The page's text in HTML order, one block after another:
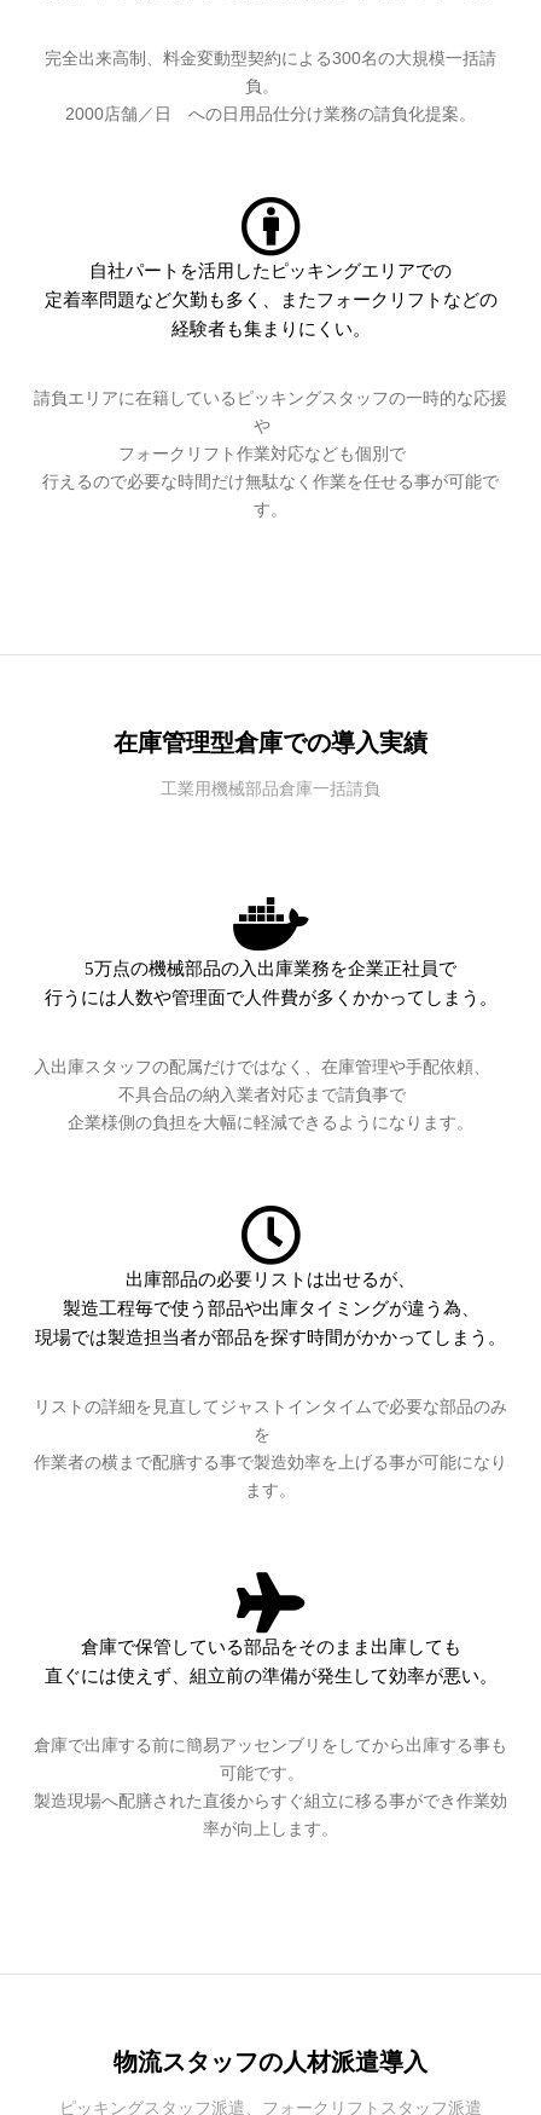
完全出来高制、料金変動型契約による300名の大規模一括請
負。
2000店舗／日 への日用品仕分け業務の請負化提案。
自社パートを活用したピッキングエリアでの
定着率問題など欠勤も多く、またフォークリフトなどの
経験者も集まりにくい。
請負エリアに在籍しているピッキングスタッフの一時的な応援
や
フォークリフト作業対応なども個別で
行えるので必要な時間だけ無駄なく作業を任せる事が可能で
す。
在庫管理型倉庫での導入実績
工業用機械部品倉庫一括請負
5万点の機械部品の入出庫業務を企業正社員で
行うには人数や管理面で人件費が多くかかってしまう。
入出庫スタッフの配属だけではなく、在庫管理や手配依頼、
不具合品の納入業者対応まで請負事で
企業様側の負担を大幅に軽減できるようになります。
出庫部品の必要リストは出せるが、
製造工程毎で使う部品や出庫タイミングが違う為、
現場では製造担当者が部品を探す時間がかかってしまう。
リストの詳細を見直してジャストインタイムで必要な部品のみ
を
作業者の横まで配膳する事で製造効率を上げる事が可能になり
ます。
倉庫で保管している部品をそのまま出庫しても
直ぐには使えず、組立前の準備が発生して効率が悪い。
倉庫で出庫する前に簡易アッセンブリをしてから出庫する事も
可能です。
製造現場へ配膳された直後からすぐ組立に移る事ができ作業効
率が向上します。
物流スタッフの人材派遣導入
ピッキングスタッフ派遣、フォークリフトスタッフ派遣